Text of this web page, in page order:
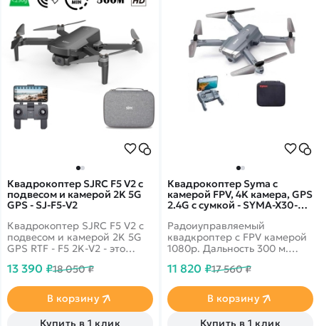
Квадрокоптер SJRC F5 V2 с
подвесом и камерой 2K 5G
GPS - SJ-F5-V2
Квадрокоптер SJRC F5 V2 с
подвесом и камерой 2K 5G
GPS RTF - F5 2K-V2 - это
складного квадрокоптера от
квадрокоптера всего 248
грамм. Также в комплекте вы
найдете удобную сумку для
13 390 ₽18 050 ₽
В корзину
Купить в 1 клик
Квадрокоптер Syma с
камерой FPV, 4K камера, GPS
2.4G с сумкой - SYMA-X30-
Радоиуправляемый
квадкроптер с FPV камерой
1080p. Дальность 300 м.
минут! GPS
барометр, 6-осевой
гироскоп. Headless Mode,
Follow me, управление
11 820 ₽17 560 ₽
В корзину
Купить в 1 клик